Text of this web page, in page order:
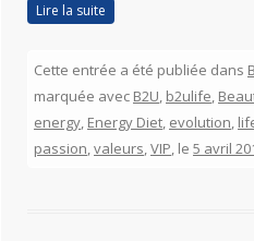
Lire la suite
Cette entrée a été publiée dans
marquée avec B2U, b2ulife,
energy, Energy Diet, evolution,
passion,valeurs,VIP, le 5 avril